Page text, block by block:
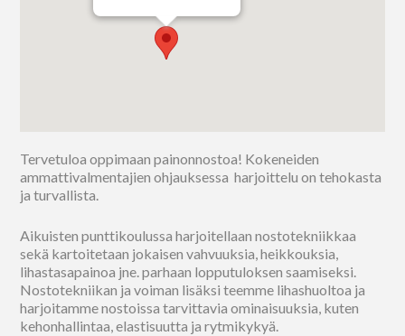
Tervetuloa oppimaan painonnostoa! Kokeneiden
ammattivalmentajien ohjauksessa harjoittelu on tehokasta
ja turvallista.
Aikuisten punttikoulussa harjoitellaan nostotekniikkaa
sekä kartoitetaan jokaisen vahvuuksia, heikkouksia,
lihastasapainoa jne. parhaan lopputuloksen saamiseksi.
Nostotekniikan ja voiman lisäksi teemme lihashuoltoa ja
harjoitamme nostoissa tarvittavia ominaisuuksia, kuten
kehonhallintaa, elastisuutta ja rytmikykyä.